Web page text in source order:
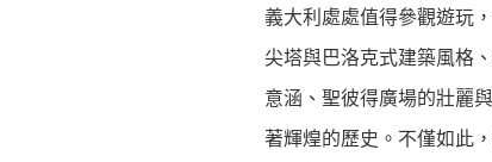
義大利處處值得參觀遊玩
尖塔與巴洛克式建築風格
意涵、聖彼得廣場的壯麗
著輝煌的歷史。不僅如此